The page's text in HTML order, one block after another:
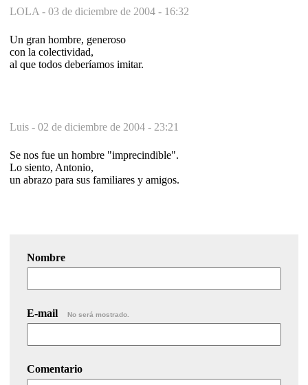
LOLA - 03 de diciembre de 2004 - 16:32
Un gran hombre, generoso
con la colectividad,
al que todos deberíamos imitar.
Luis - 02 de diciembre de 2004 - 23:21
Se nos fue un hombre "imprecindible".
Lo siento, Antonio,
un abrazo para sus familiares y amigos.
Nombre
E-mail No será mostrado.
Comentario